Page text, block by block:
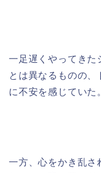
一足遅くやってきた
とは異なるものの、
に不安を感じていた
一方、心をかき乱さ